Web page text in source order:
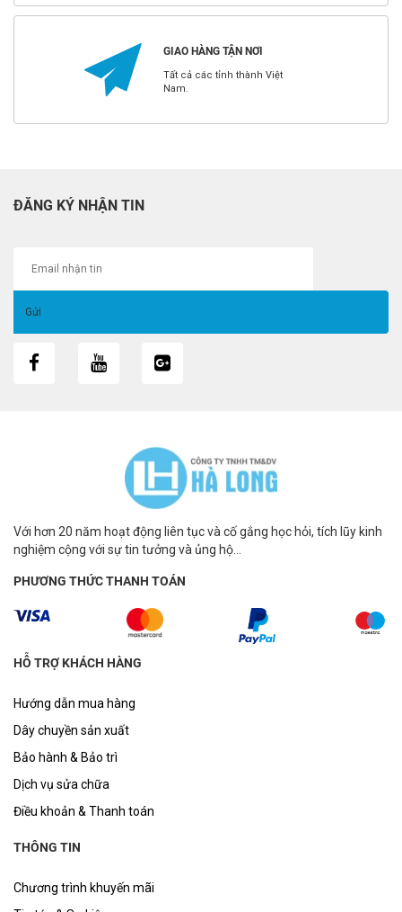
GIAO HÀNG TẬN NƠI
Tất cả các tỉnh thành Việt
Nam.
ĐĂNG KÝ NHẬN TIN
Với hơn 20 năm hoạt động liên tục và cố gắng học hỏi, tích lũy kinh
nghiệm cộng với sự tin tưởng và ủng hộ...
PHƯƠNG THỨC THANH TOÁN
HỖ TRỢ KHÁCH HÀNG
Hướng dẫn mua hàng
Dây chuyền sản xuất
Bảo hành & Bảo trì
Dịch vụ sửa chữa
Điều khoản & Thanh toán
THÔNG TIN
Chương trình khuyến mãi